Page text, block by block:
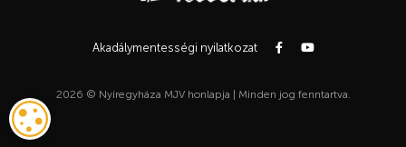
Akadálymentességi nyilatkozat
2026 © Nyíregyháza MJV honlapja | Minden jog fenntartva.